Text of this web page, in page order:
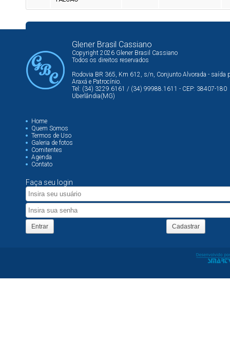
Glener Brasil Cassiano
Copyright 2026 Glener Brasil Cassiano
Todos os direitos reservados
Rodovia BR 365, Km 612, s/n, Conjunto Alvorada - saída
Araxá e Patrocínio.
Tel: (34) 3229.6161 / (34) 99988.1611 - CEP: 38407-180
Uberlândia(MG)
Home
Quem Somos
Termos de Uso
Galeria de fotos
Comitentes
Agenda
Contato
Faça seu login
Entrar Cadastrar